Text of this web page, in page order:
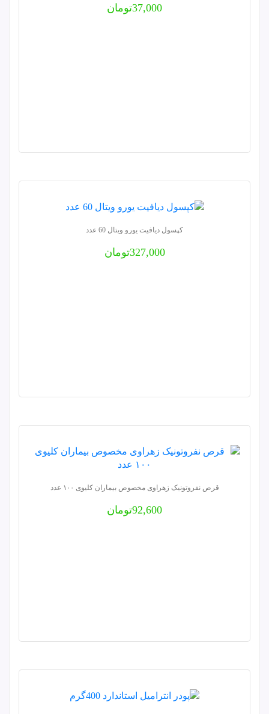
37,000تومان
کپسول دیافیت یورو ویتال 60 عدد
327,000تومان
قرص نفروتونیک زهراوی مخصوص بیماران کلیوی ۱۰۰ عدد
92,600تومان